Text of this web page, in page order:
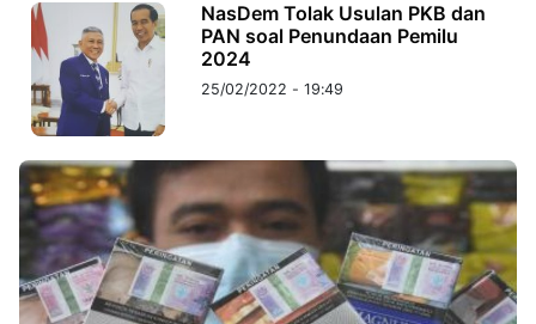
NasDem Tolak Usulan PKB dan
PAN soal Penundaan Pemilu
2024
25/02/2022 - 19:49